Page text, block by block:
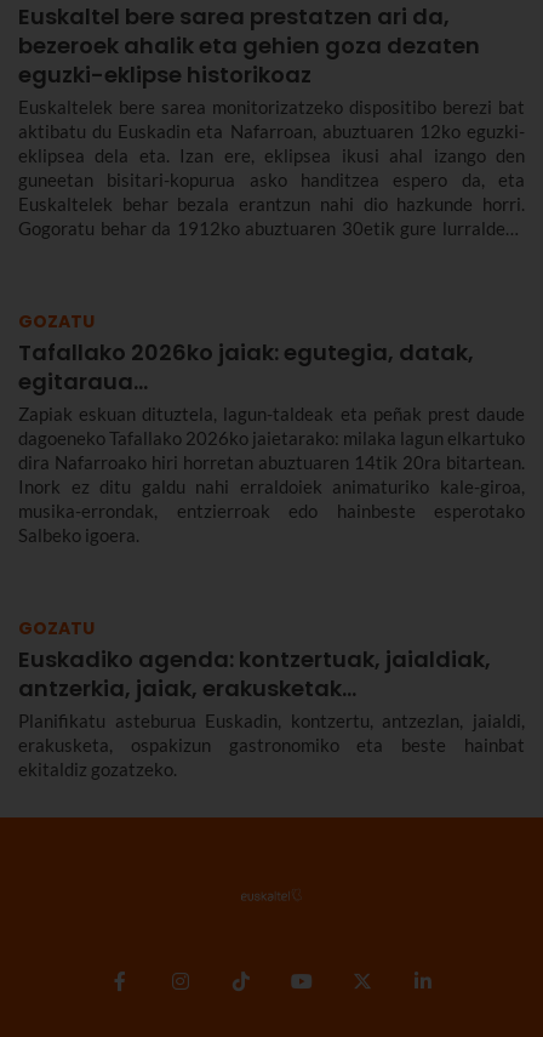
Euskaltel bere sarea prestatzen ari da,
bezeroek ahalik eta gehien goza dezaten
eguzki-eklipse historikoaz
Euskaltelek bere sarea monitorizatzeko dispositibo berezi bat
aktibatu du Euskadin eta Nafarroan, abuztuaren 12ko eguzki-
eklipsea dela eta. Izan ere, eklipsea ikusi ahal izango den
guneetan bisitari-kopurua asko handitzea espero da, eta
Euskaltelek behar bezala erantzun nahi dio hazkunde horri.
Gogoratu behar da 1912ko abuztuaren 30etik gure lurraldean
GOZATU
Tafallako 2026ko jaiak: egutegia, datak,
egitaraua...
Zapiak eskuan dituztela, lagun-taldeak eta peñak prest daude
dagoeneko Tafallako 2026ko jaietarako: milaka lagun elkartuko
dira Nafarroako hiri horretan abuztuaren 14tik 20ra bitartean.
Inork ez ditu galdu nahi erraldoiek animaturiko kale-giroa,
musika-errondak, entzierroak edo hainbeste esperotako
Salbeko igoera.
GOZATU
Euskadiko agenda: kontzertuak, jaialdiak,
antzerkia, jaiak, erakusketak…
Planifikatu asteburua Euskadin, kontzertu, antzezlan, jaialdi,
erakusketa, ospakizun gastronomiko eta beste hainbat
ekitaldiz gozatzeko.